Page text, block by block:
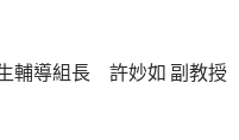
輔導組長 許妙如 副教授